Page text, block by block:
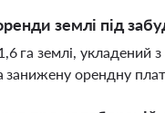
землі під
га землі, укладений
занижену орендну